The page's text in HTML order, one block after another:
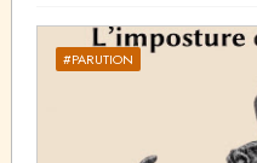
#PARUTION